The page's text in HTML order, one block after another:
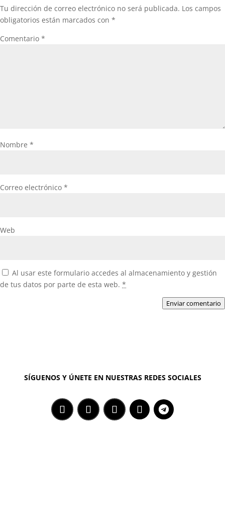
Tu dirección de correo electrónico no será publicada. Los campos
obligatorios están marcados con *
Comentario *
Nombre *
Correo electrónico *
Web
Al usar este formulario accedes al almacenamiento y gestión
de tus datos por parte de esta web. *
Enviar comentario
SÍGUENOS Y ÚNETE EN NUESTRAS REDES SOCIALES